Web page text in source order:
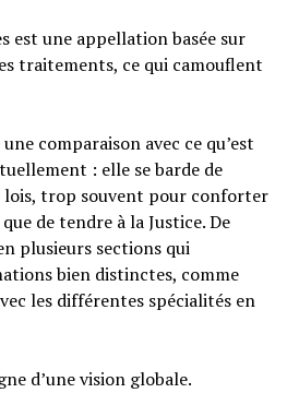
est une appellation basée sur
traitements, ce qui camouflent
comparaison avec ce qu’est
: elle se barde de
lois, trop souvent pour conforter
de tendre à la Justice. De
plusieurs sections qui
bien distinctes, comme
les différentes spécialités en
d’une vision globale.